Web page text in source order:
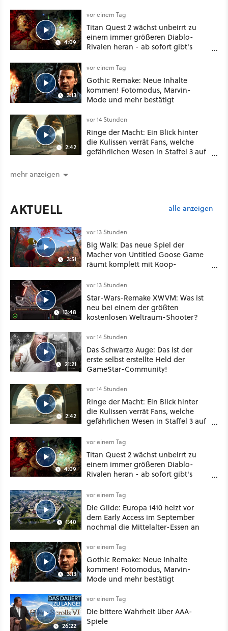
4:09
vor einem Tag
Titan Quest 2 wächst unbeirrt zu
einem immer größeren Diablo-
Rivalen heran - ab sofort gibt's
Klasse
3:13
vor einem Tag
Gothic Remake: Neue Inhalte
kommen! Fotomodus, Marvin-
Mode und mehr bestätigt
2:42
vor 14 Stunden
Ringe der Macht: Ein Blick hinter
die Kulissen verrät Fans, welche
gefährlichen Wesen in Staffel 3 auf
mehr anzeigen
AKTUELL alle anzeigen
3:51
vor 13 Stunden
Big Walk: Das neue Spiel der
Macher von Untitled Goose Game
räumt komplett mit Koop-
13:48
vor 13 Stunden
Star-Wars-Remake XWVM: Was ist
neu bei einem der größten
kostenlosen Weltraum-Shooter?
21:21
vor 14 Stunden
Das Schwarze Auge: Das ist der
erste selbst erstellte Held der
GameStar-Community!
2:42
vor 14 Stunden
Ringe der Macht: Ein Blick hinter
die Kulissen verrät Fans, welche
gefährlichen Wesen in Staffel 3 auf
4:09
vor einem Tag
Titan Quest 2 wächst unbeirrt zu
einem immer größeren Diablo-
Rivalen heran - ab sofort gibt's
Klasse
1:40
vor einem Tag
Die Gilde: Europa 1410 heizt vor
dem Early Access im September
nochmal die Mittelalter-Essen an
3:13
vor einem Tag
Gothic Remake: Neue Inhalte
kommen! Fotomodus, Marvin-
Mode und mehr bestätigt
26:22
vor einem Tag
Die bittere Wahrheit über AAA-
Spiele